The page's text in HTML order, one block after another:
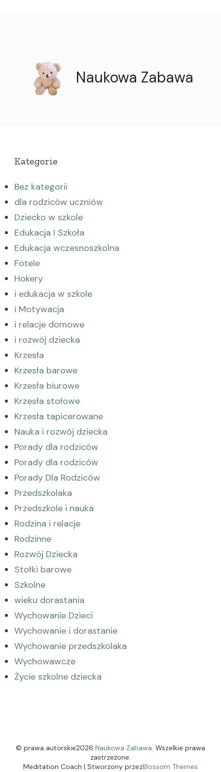
Naukowa Zabawa
Kategorie
Bez kategorii
dla rodziców uczniów
Dziecko w szkole
Edukacja I Szkoła
Edukacja wczesnoszkolna
Fotele
Hokery
i edukacja w szkole
i Motywacja
i relacje domowe
i rozwój dziecka
Krzesła
Krzesła barowe
Krzesła biurowe
Krzesła stołowe
Krzesła tapicerowane
Nauka i rozwój dziecka
Porady dla rodziców
Porady dla rodziców
Porady Dla Rodziców
Przedszkolaka
Przedszkole i nauka
Rodzina i relacje
Rodzinne
Rozwój Dziecka
Stołki barowe
Szkolne
wieku dorastania
Wychowanie Dzieci
Wychowanie i dorastanie
Wychowanie przedszkolaka
Wychowawcze
Życie szkolne dziecka
© prawa autorskie2026 Naukowa Zabawa. Wszelkie prawa
zastrzeżone.
Meditation Coach | Stworzony przezBlossom Themes